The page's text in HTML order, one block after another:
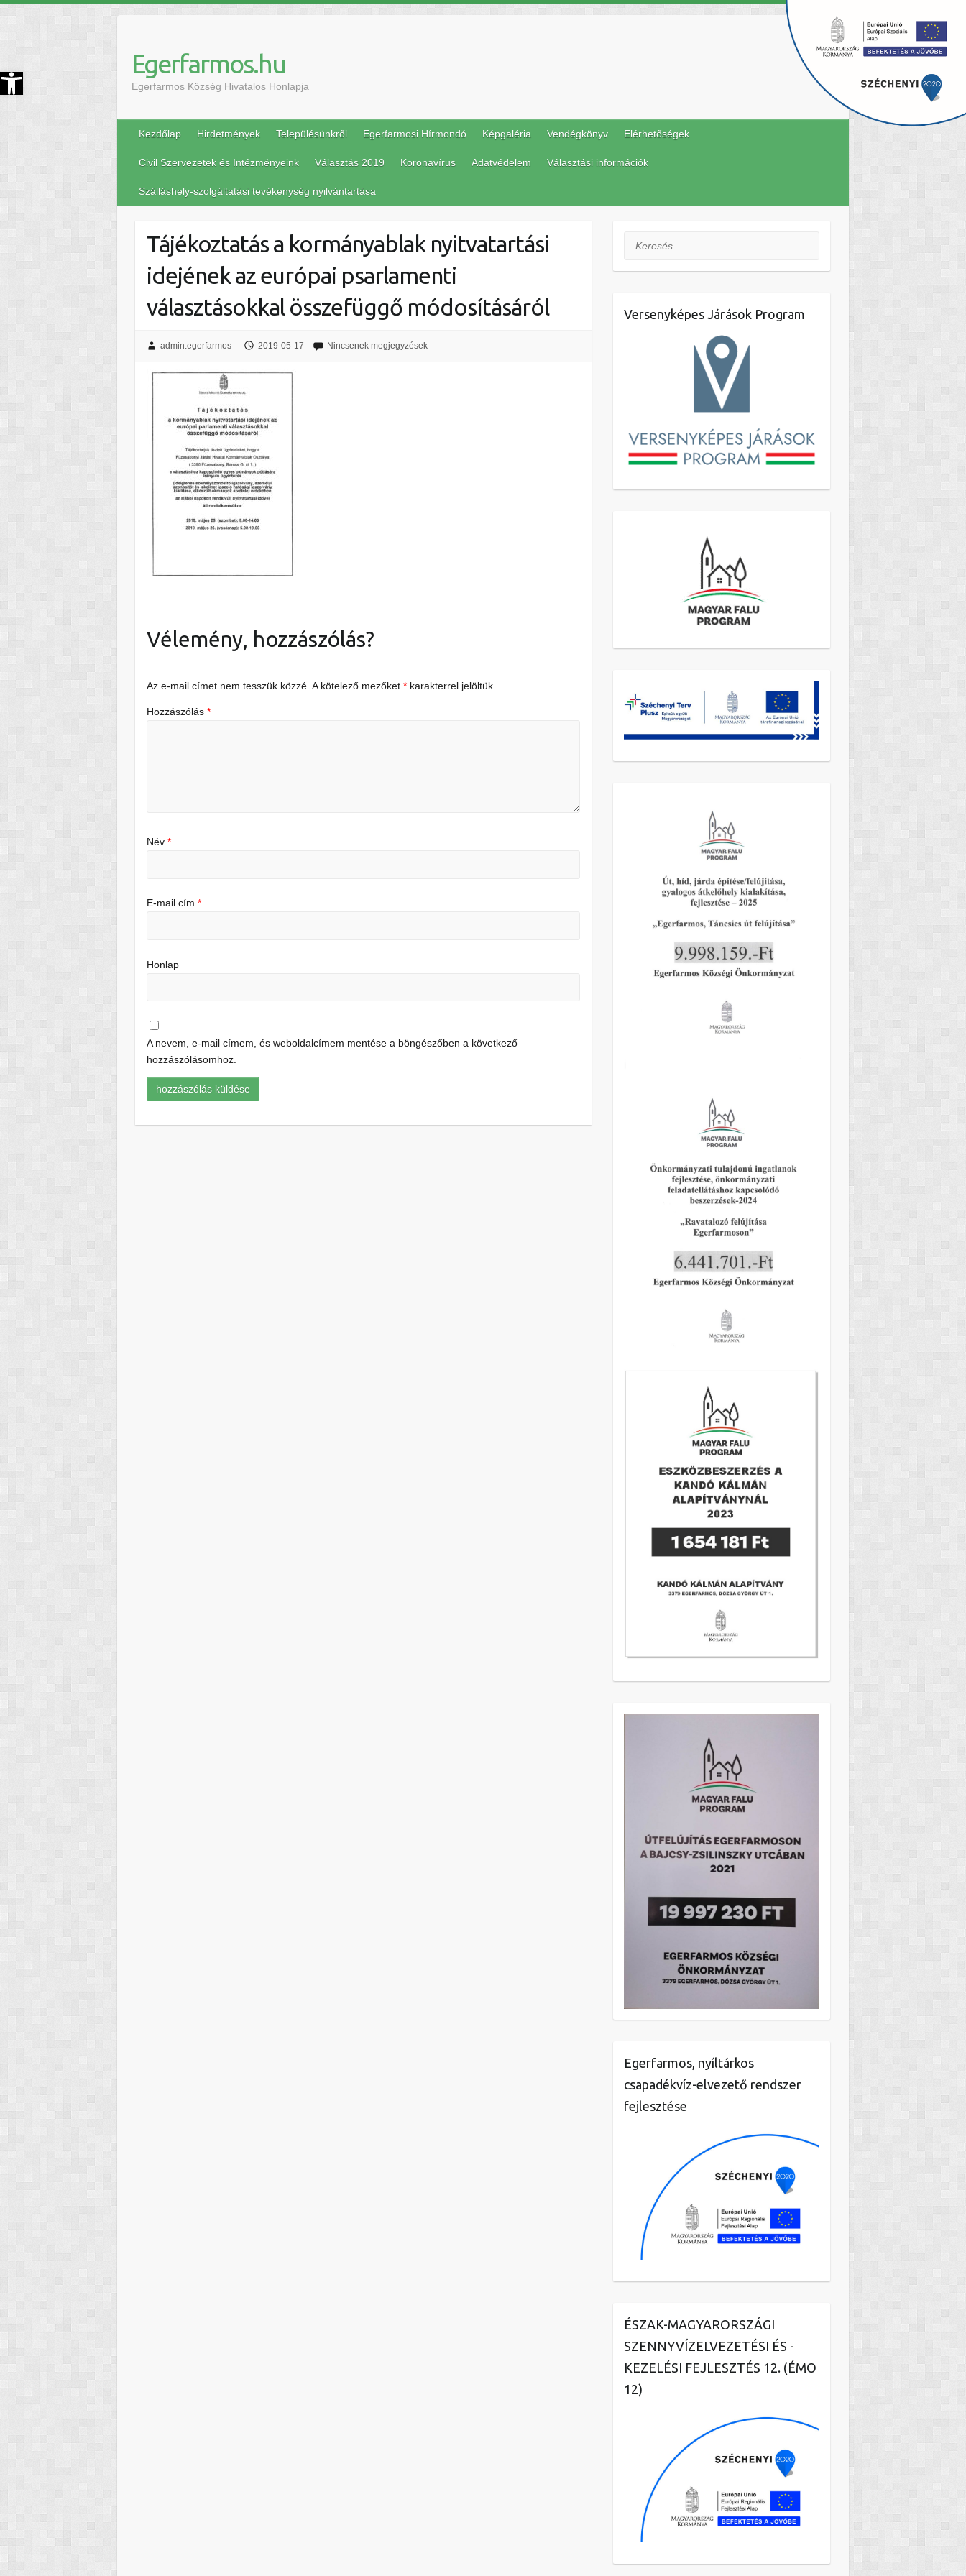
Eszköztár megnyitása Egerfarmos.hu
Egerfarmos Község Hivatalos Honlapja
Kezdőlap Hirdetmények Településünkről Egerfarmosi Hírmondó Képgaléria Vendégkönyv Elérhetőségek
Civil Szervezetek és Intézményeink Választás 2019 Koronavírus Adatvédelem Választási információk
Szálláshely-szolgáltatási tevékenység nyilvántartása
Tájékoztatás a kormányablak nyitvatartási
idejének az európai psarlamenti
választásokkal összefüggő módosításáról
admin.egerfarmos 2019-05-17 Nincsenek megjegyzések
Vélemény, hozzászólás?
Az e-mail címet nem tesszük közzé. A kötelező mezőket* karakterrel jelöltük
Hozzászólás*
Név*
E-mail cím*
Honlap
A nevem, e-mail címem, és weboldalcímem mentése a böngészőben a következő
hozzászólásomhoz.
Keresés
Versenyképes Járások Program
Egerfarmos, nyíltárkos
csapadékvíz-elvezető rendszer
fejlesztése
ÉSZAK-MAGYARORSZÁGI
SZENNYVÍZELVEZETÉSI ÉS -
KEZELÉSI FEJLESZTÉS 12. (ÉMO
12)